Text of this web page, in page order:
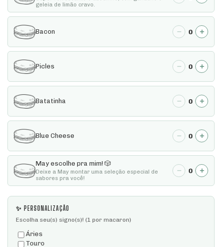
geleia de limão cravo.
Bacon − 0 +
Picles − 0 +
Batatinha − 0 +
Blue Cheese − 0 +
May escolhe pra mim! 🎲
Deixe a May montar uma seleção especial de
sabores pra você!
− 0 +
✨ PERSONALIZAÇÃO
Escolha seu(s) signo(s)! (1 por macaron)
Áries
Touro